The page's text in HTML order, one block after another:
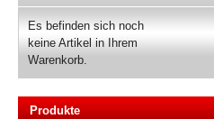
Es befinden sich noch
keine Artikel in Ihrem
Warenkorb.
Produkte